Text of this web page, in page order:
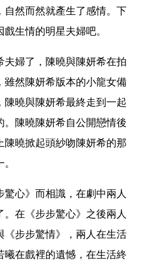
然而然就產生了感情。下
生情的明星夫婦吧。
婦了，陳曉與陳妍希在拍
然陳妍希版本的小龍女備
曉與陳妍希最終走到一起
陳曉陳妍希自公開戀情後
曉掀起頭紗吻陳妍希的那
心》而相識，在劇中兩人
在《步步驚心》之後兩人
步步驚情》，兩人在生活
在戲裡的遺憾，在生活終